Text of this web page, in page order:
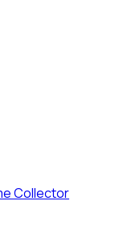
Collector